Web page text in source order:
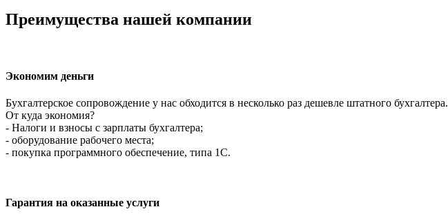
Преимущества нашей компании
Экономим деньги
Бухгалтерское сопровождение у нас обходится в несколько раз дешевле штатного бухгалтера.
От куда экономия?
- Налоги и взносы с зарплаты бухгалтера;
- оборудование рабочего места;
- покупка программного обеспечение, типа 1С.
Гарантия на оказанные услуги